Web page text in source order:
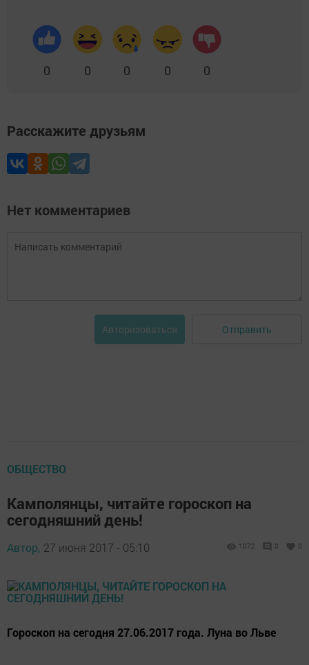
0 0 0 0 0
Расскажите друзьям
Нет комментариев
Авторизоваться Отправить
ОБЩЕСТВО
Камполянцы, читайте гороскоп на
сегодняшний день!
Автор, 27 июня 2017 - 05:10 1072 0 0
Гороскоп на сегодня 27.06.2017 года. Луна во Льве